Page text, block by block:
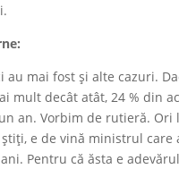
:
mai fost și alte cazuri.
mult decât atât, 24 % din
an. Vorbim de rutieră.
e de vină ministrul
Pentru că ăsta e